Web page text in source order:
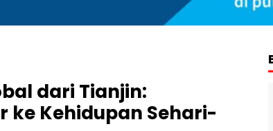
dari Tianjin:
ke Kehidupan Sehari-